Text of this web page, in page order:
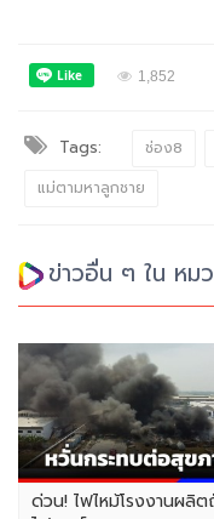
1,852
Tags: ช่อง8
แม่ตามหาลูกชาย
ข่าวอื่น ๆ ใน หม
ด่วน! ไฟไหม้โรงงานผลิต